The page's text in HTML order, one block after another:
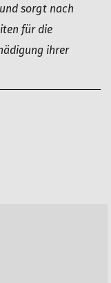
sorgt nach
für die
ihrer